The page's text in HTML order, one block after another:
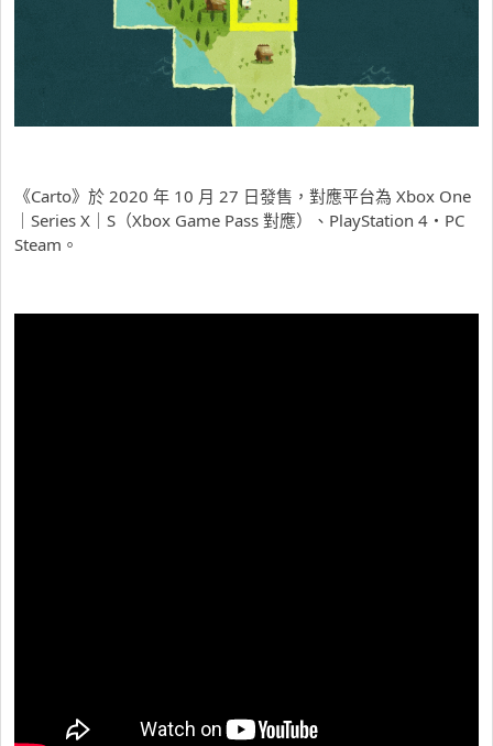
《Carto》於 2020 年 10 月 27 日發售，對應平台為 Xbox One
｜Series X｜S（Xbox Game Pass 對應）、PlayStation 4・PC
Steam。